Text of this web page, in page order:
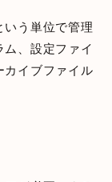
いう単位で管理
ム、設定ファイ
カイブファイル